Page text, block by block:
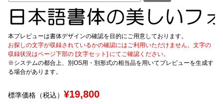
お問い合わせ
セット or 単体
文字種類
価格帯
本プレビューは書体デザインの確認を目的にご用意しております。
お探しの文字が収録されているかの確認にはご利用いただけません。文字の
収録状況はページ下部の [文字セット] にてご確認ください。
※システムの都合上、別OS用・別形式の相当品を用いてプレビューを生成す
る場合があります。
標準価格（税込） ¥19,800